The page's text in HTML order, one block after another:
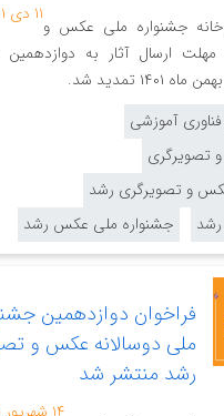
۱۱ دی ۱۴۰۱
جشنواره ملی عکس و
ارسال آثار به دوازدهمین
تمدید شد.
آموزشی
تصویرگری
و تصویرگری رشد
جشنواره ملی عکس رشد
فراخوان دوازدهمین
ملی دوسالانه عکس و
رشد منتشر شد